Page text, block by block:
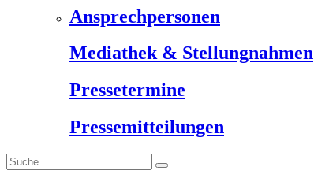
Ansprechpersonen
Mediathek & Stellungnahmen
Pressetermine
Pressemitteilungen